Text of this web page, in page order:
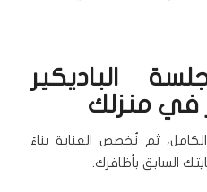
الباديكير
في منزلك
ثم نُخصص العناية بناءً
السابق بأظافرك.